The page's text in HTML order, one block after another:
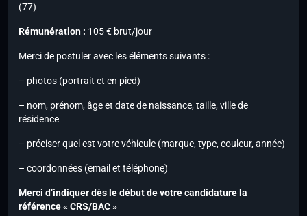
(77)
Rémunération : 105 € brut/jour
Merci de postuler avec les éléments suivants :
– photos (portrait et en pied)
– nom, prénom, âge et date de naissance, taille, ville de
résidence
– préciser quel est votre véhicule (marque, type, couleur, année)
– coordonnées (email et téléphone)
Merci d’indiquer dès le début de votre candidature la
référence « CRS/BAC »